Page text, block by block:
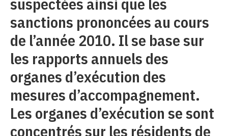
sanctions prononcées au cours
de l’année 2010. Il se base sur
les rapports annuels des
organes d’exécution des
mesures d’accompagnement.
Les organes d’exécution se sont
concentrés sur les résidents de